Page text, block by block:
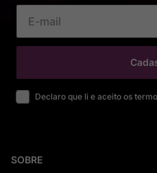
Declaro que li e aceito os
SOBRE